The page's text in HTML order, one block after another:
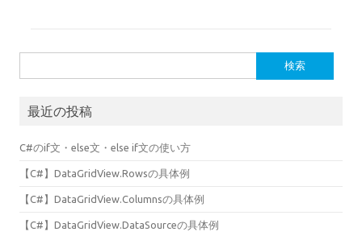
索:
最近の投稿
C#のif文・else文・else if文の使い方
【C#】DataGridView.Rowsの具体例
【C#】DataGridView.Columnsの具体例
【C#】DataGridView.DataSourceの具体例